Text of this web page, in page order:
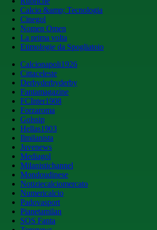
Calcio &amp; Tecnologia
Cinegol
Nomen Omen
La prima volta
Etimologie da Spogliatoio
Calcionapoli1926
Cittaceleste
Derbyderbyderby
Fantamagazine
FCInter1908
Forzaroma
Golssip
Hellas1903
Ilmilanista
Juvenews
Mediagol
Milanistichannel
Mondoudinese
Notiziecalciomercato
Numericalcio
Padovasport
Pianetamilan
SOS Fanta